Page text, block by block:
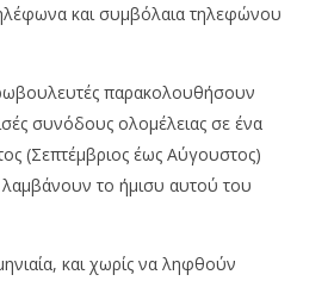
και συμβόλαια τηλεφώνου
παρακολουθήσουν
συνόδους ολομέλειας σε ένα
(Σεπτέμβριος έως Αύγουστος)
λαμβάνουν το ήμισυ αυτού του
και χωρίς να ληφθούν